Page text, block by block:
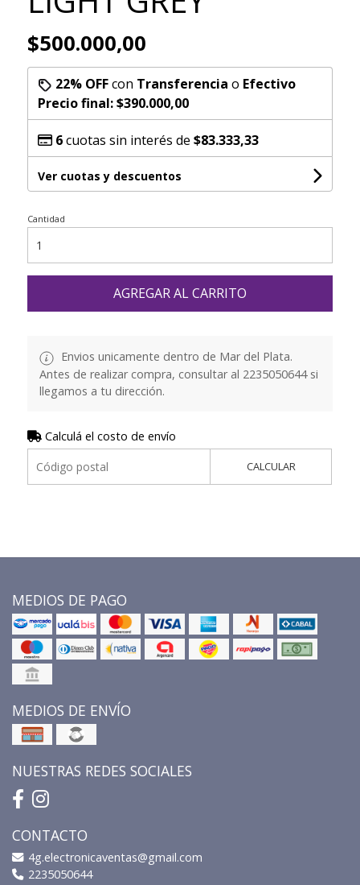
$500.000,00
22% OFFcon Transferencia o Efectivo
Precio final:$390.000,00
6cuotas sin interés de $83.333,33
Ver cuotas y descuentos
Cantidad
AGREGAR AL CARRITO
Envios unicamente dentro de Mar del Plata.
Antes de realizar compra, consultar al 2235050644 si
llegamos a tu dirección.
Calculá el costo de envío
CALCULAR
MEDIOS DE PAGO
MEDIOS DE ENVÍO
NUESTRAS REDES SOCIALES
CONTACTO
4g.electronicaventas@gmail.com
2235050644